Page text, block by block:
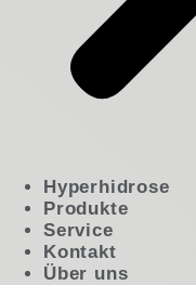
Hyperhidrose
Produkte
Service
Kontakt
Über uns